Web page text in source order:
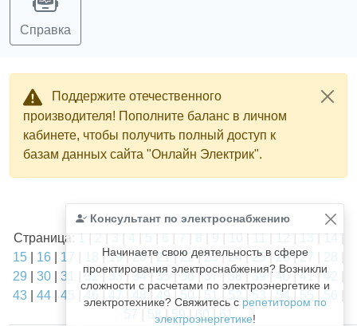
Справка
Поддержите отечественного
производителя! Пополните баланс в личном
кабинете, чтобы получить полный доступ к
базам данных сайта "Онлайн Электрик".
Консультант по электроснабжению
Начинаете свою деятельность в сфере
проектирования электроснабжения? Возникли
сложности с расчетами по электроэнергетике и
электротехнике? Свяжитесь с репетитором по
электроэнергетике!
Найдено1811из1811записей.
Страница: 1 | 2 | 3 | 4 | 5 | 6 | 7 | 8 | 9 | 10 | 11 | 12 | 13 | 14 |
15
16 17 |19|20|21|22|23|24|25 |26|27
29
30 31 |32|33|34|35 |36|37|38|39| 40|41|42
43
44 45 | 49 |50 |53 54
58|59|60|61